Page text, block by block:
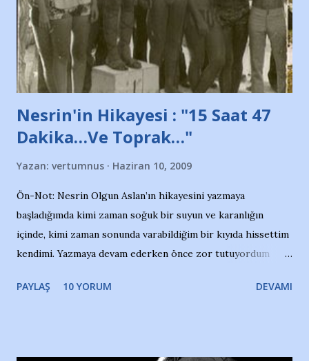
Belediyesi ile mağazaların bulunduğu alışveriş merkezlerini
de kınıyoruz'' diye de eklemiş .. Blogumuzda okuduğum bu
yazının hemen ardından bu habe...
Nesrin'in Hikayesi : "15 Saat 47
Dakika…Ve Toprak…"
Yazan: vertumnus Haziran 10, 2009
Ön-Not: Nesrin Olgun Aslan’ın hikayesini yazmaya
başladığımda kimi zaman soğuk bir suyun ve karanlığın
içinde, kimi zaman sonunda varabildiğim bir kıyıda hissettim
kendimi. Yazmaya devam ederken önce zor tutuyordum
Yazımı, ağlayarak bitirebildim ancak…Kendisinin web
PAYLAŞ 10 YORUM DEVAMI